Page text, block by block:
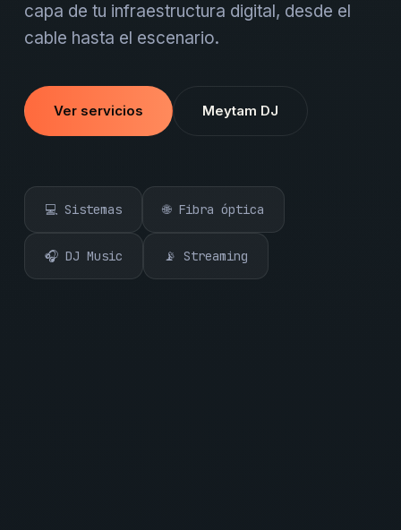
capa de tu infraestructura digital, desde el
cable hasta el escenario.
Ver servicios Meytam DJ
💻 Sistemas 🌐 Fibra óptica
🎧 DJ Music 📡 Streaming